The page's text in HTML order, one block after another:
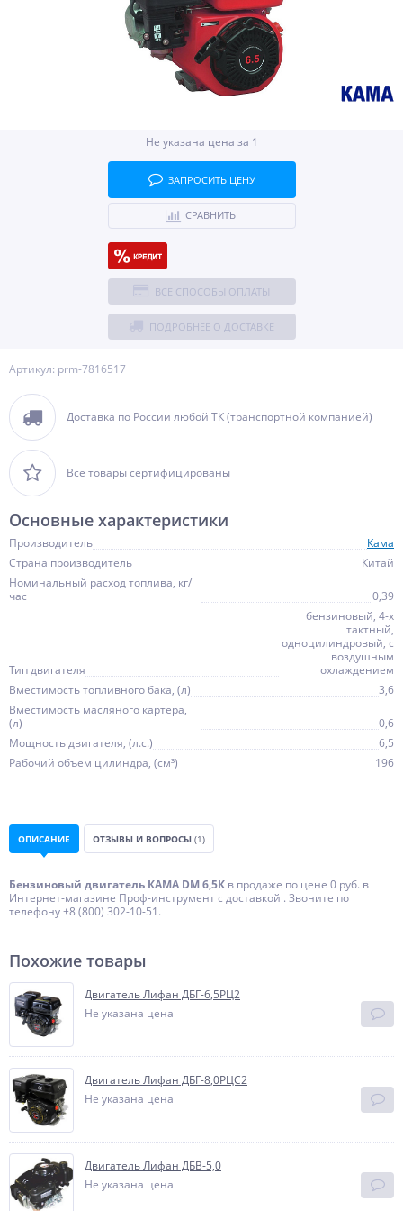
Артикул: prm-7816517
Доставка по России любой ТК (транспортной компанией)
Все товары сертифицированы
Не указана цена за 1
ЗАПРОСИТЬ ЦЕНУ
СРАВНИТЬ
ВСЕ СПОСОБЫ ОПЛАТЫ
ПОДРОБНЕЕ О ДОСТАВКЕ
Основные характеристики
Производитель
Кама
Страна производитель
Китай
Номинальный расход топлива, кг/
час
0,39
Тип двигателя
бензиновый, 4-х
тактный,
одноцилиндровый, с
воздушным
охлаждением
Вместимость топливного бака, (л)
3,6
Вместимость масляного картера,
(л)
0,6
Мощность двигателя, (л.с.)
6,5
Рабочий объем цилиндра, (см³)
196
ОПИСАНИЕ ОТЗЫВЫ И ВОПРОСЫ (1)
Бензиновый двигатель КАМА DM 6,5К в продаже по цене 0 руб. в
Интернет-магазине Проф-инструмент с доставкой . Звоните по
телефону +8 (800) 302-10-51.
Похожие товары
Двигатель Лифан ДБГ-6,5РЦ2
Не указана цена
Двигатель Лифан ДБГ-8,0РЦС2
Не указана цена
Двигатель Лифан ДБВ-5,0
Не указана цена